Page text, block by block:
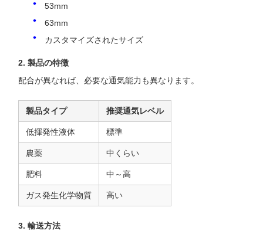
53mm
63mm
カスタマイズされたサイズ
2. 製品の特徴
配合が異なれば、必要な通気能力も異なります。
製品タイプ 推奨通気レベル
低揮発性液体 標準
農薬 中くらい
肥料 中～高
ガス発生化学物質 高い
3. 輸送方法